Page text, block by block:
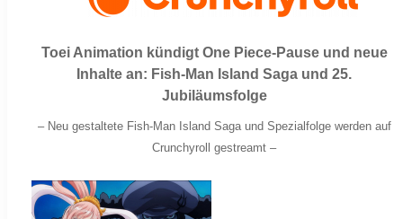
Toei Animation kündigt One Piece-Pause und neue
Inhalte an: Fish-Man Island Saga und 25.
Jubiläumsfolge
– Neu gestaltete Fish-Man Island Sagaund Spezialfolge werden auf
Crunchyroll gestreamt –